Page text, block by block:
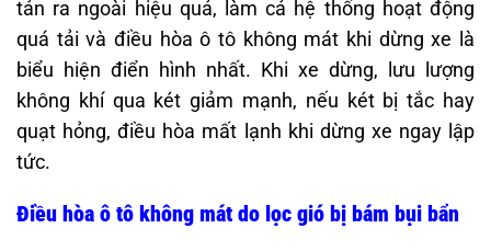
tản ra ngoài hiệu quả, làm cả hệ thống hoạt động
quá tải và điều hòa ô tô không mát khi dừng xe là
biểu hiện điển hình nhất. Khi xe dừng, lưu lượng
không khí qua két giảm mạnh, nếu két bị tắc hay
quạt hỏng, điều hòa mất lạnh khi dừng xe ngay lập
tức.
Điều hòa ô tô không mát do lọc gió bị bám bụi bẩn